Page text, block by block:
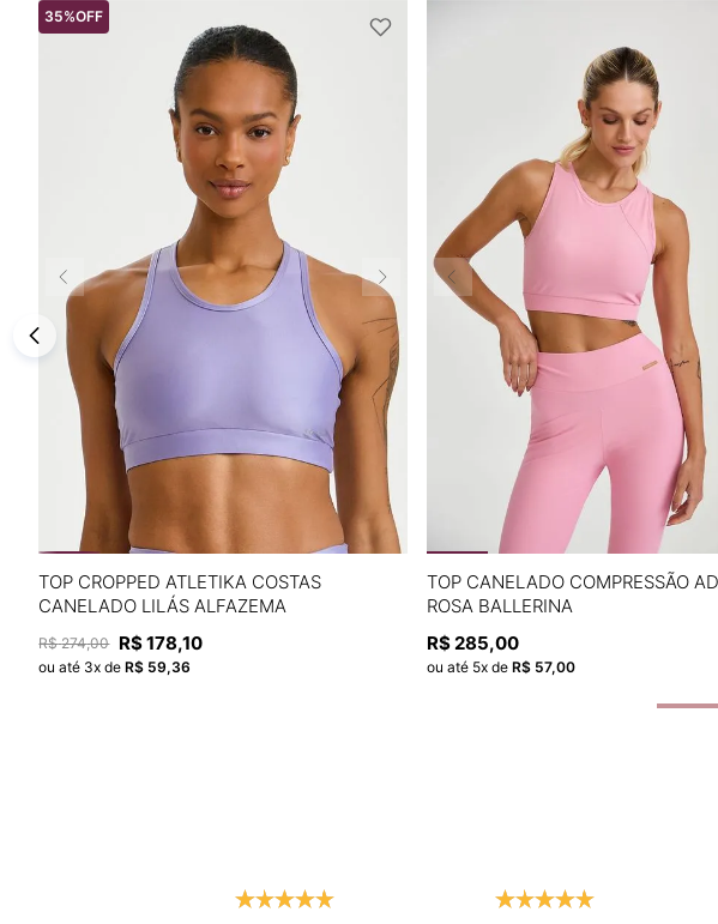
35%OFF
TOP CROPPED ATLETIKA COSTAS
CANELADO LILÁS ALFAZEMA
R$ 274,00 R$178,10
ou até 3x deR$ 59,36
TOP CANELADO COMPRESSÃO
ROSA BALLERINA
R$285,00
ou até 5x deR$ 57,00